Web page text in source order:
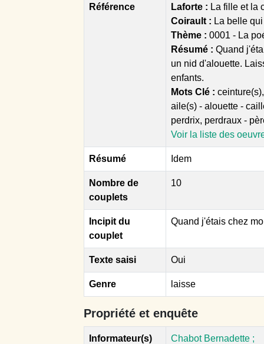
Référence
Laforte : La fille et la
Coirault : La belle
Thème : 0001 - La
Résumé : Quand
un nid d'alouette.
enfants.
Mots Clé :
aile(s) - alouette -
perdrix, perdraux -
Voir la liste des
Résumé Idem
Nombre de
couplets
10
Incipit du
couplet
Quand j'étais chez
Texte saisi Oui
Genre laisse
Propriété et enquête
Informateur(s) Chabot Bernadette ;